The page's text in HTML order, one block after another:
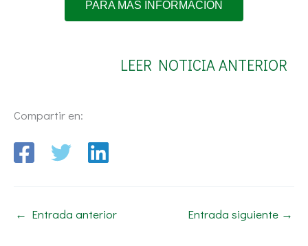
PARA MÁS INFORMACIÓN
LEER NOTICIA ANTERIOR
Compartir en:
← Entrada anterior Entrada siguiente →